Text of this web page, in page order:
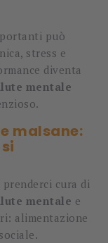
può
stress e
diventa
mentale
malsane:
cura di
mentale e
alimentazione